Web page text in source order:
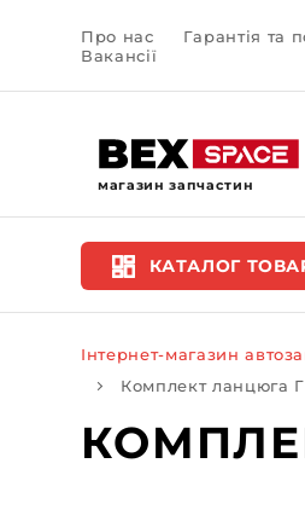
Про нас Гарантія та
Вакансії
магазин запчастин
КАТАЛОГ
Інтернет-магазин
Комплект ланцюга